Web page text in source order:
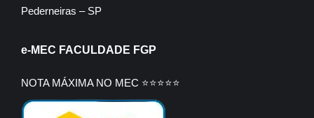
Pederneiras – SP
e-MEC FACULDADE FGP
NOTA MÁXIMA NO MEC ⭐⭐⭐⭐⭐